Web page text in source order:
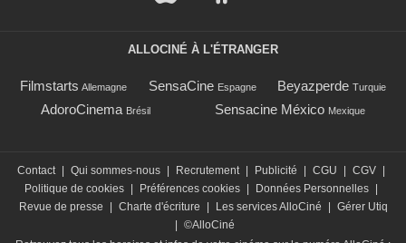
ALLOCINÉ À L'ÉTRANGER
Filmstarts Allemagne SensaCine Espagne Beyazperde Turquie
AdoroCinema Brésil Sensacine México Mexique
Contact Qui sommes-nous Recrutement Publicité CGU CGV
Politique de cookies
Préférences cookies Données Personnelles
Revue de presse
Charte d'écriture Les services AlloCiné
Gérer Utiq
©AlloCiné